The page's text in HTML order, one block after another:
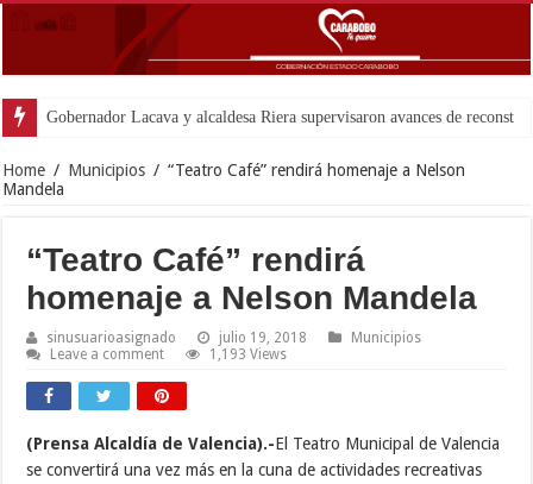
Home / Municipios / “Teatro Café” rendirá homenaje a Nelson
Mandela
“Teatro Café” rendirá
homenaje a Nelson Mandela
sinusuarioasignado julio 19, 2018
Municipios
Leave a comment
1,193 Views
(Prensa Alcaldía de Valencia).-El Teatro Municipal de Valencia
se convertirá una vez más en la cuna de actividades recreativas